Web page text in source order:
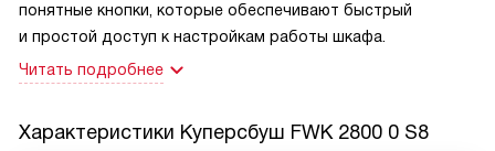
понятные кнопки, которые обеспечивают быстрый
и простой доступ к настройкам работы шкафа.
Читать подробнее
Характеристики Куперсбуш FWK 2800 0 S8